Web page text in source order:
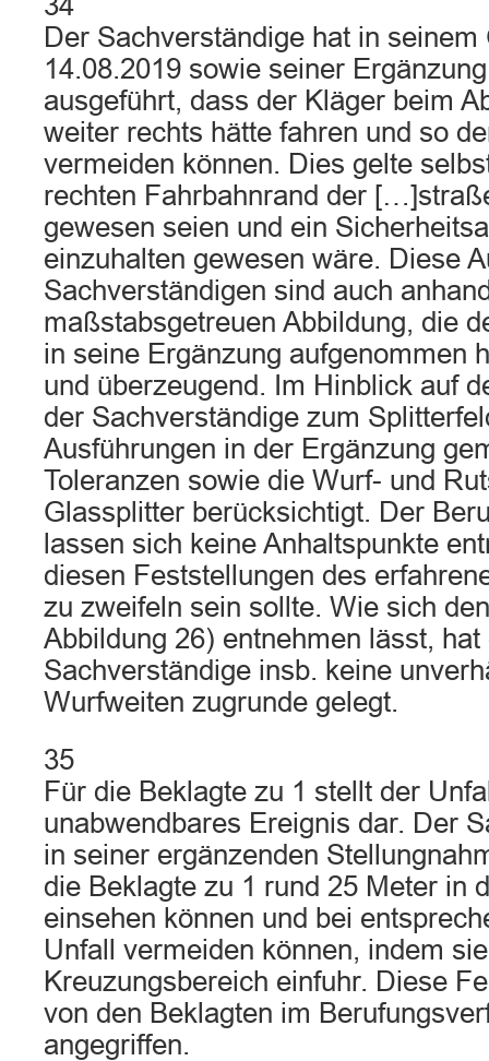
Der Sachverständige hat in seinem
14.08.2019 sowie seiner
ausgeführt, dass der Kläger beim
weiter rechts hätte fahren und so
vermeiden können. Dies gelte
rechten Fahrbahnrand der
gewesen seien und ein
einzuhalten gewesen wäre. Diese
Sachverständigen sind auch
maßstabsgetreuen Abbildung, die
in seine Ergänzung aufgenommen
und überzeugend. Im Hinblick auf
der Sachverständige zum
Ausführungen in der Ergänzung
Toleranzen sowie die Wurf- und
Glassplitter berücksichtigt. Der
lassen sich keine Anhaltspunkte
diesen Feststellungen des
zu zweifeln sein sollte. Wie sich
Abbildung 26) entnehmen lässt, hat
Sachverständige insb. keine
Wurfweiten zugrunde gelegt.
35
Für die Beklagte zu 1 stellt der
unabwendbares Ereignis dar. Der
in seiner ergänzenden
die Beklagte zu 1 rund 25 Meter in
einsehen können und bei
Unfall vermeiden können, indem
Kreuzungsbereich einfuhr. Diese
von den Beklagten im
angegriffen.